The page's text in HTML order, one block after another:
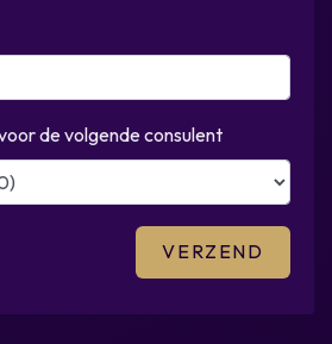
de volgende consulent